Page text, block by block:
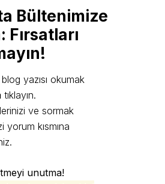
Bültenimize
Fırsatları
yazısı okumak
tıklayın.
ve sormak
yorum kısmına
unutma!